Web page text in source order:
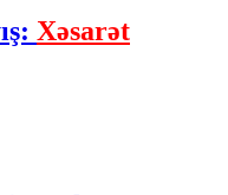
Xəsarət